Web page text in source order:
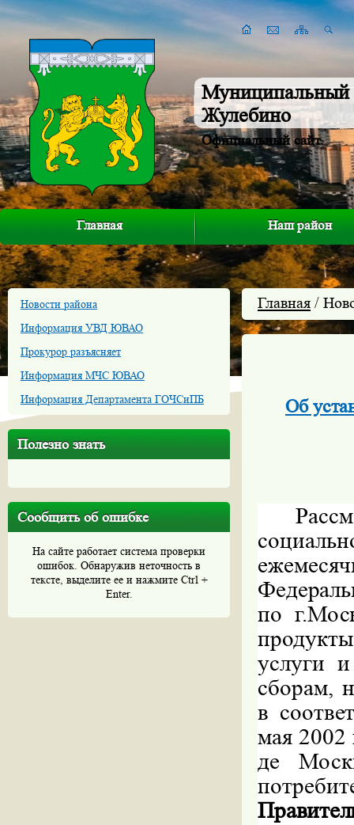
Муниципальный
Жулебино
Официальный сайт
Главная Наш район
Новости района
Информация УВД ЮВАО
Прокурор разъясняет
Информация МЧС ЮВАО
Информация Департамента ГОЧСиПБ
Полезно знать
Сообщить об ошибке
На сайте работает система проверки
ошибок. Обнаружив неточность в
тексте, выделите ее и нажмите Ctrl +
Enter.
Главная /
Об
по г.
продукты
услуги и
сборам,
в
мая2002
де